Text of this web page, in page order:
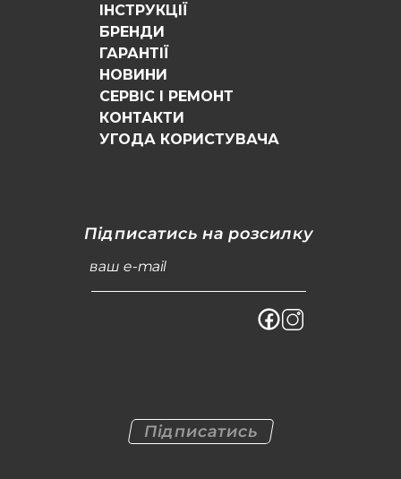
ІНСТРУКЦІЇ
БРЕНДИ
ГАРАНТІЇ
НОВИНИ
СЕРВІС І РЕМОНТ
КОНТАКТИ
УГОДА КОРИСТУВАЧА
Підписатись на розсилку
ваш e-mail
Підписатись